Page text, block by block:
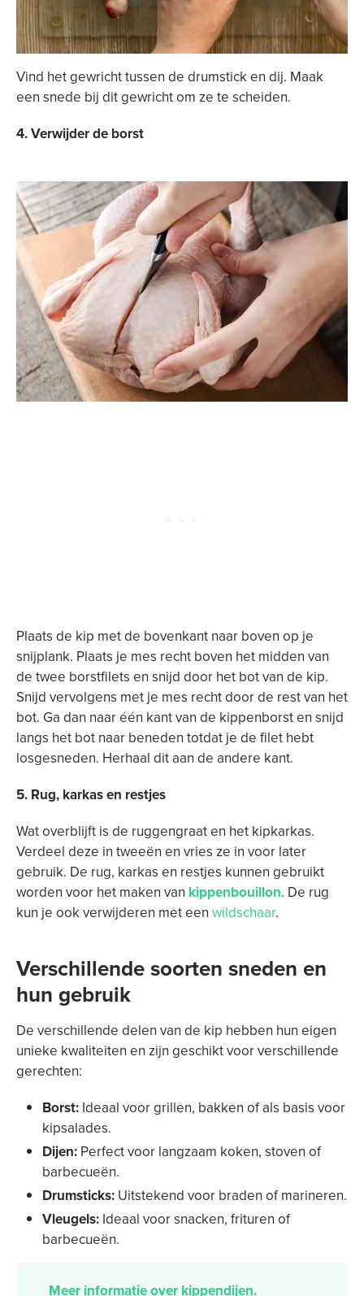
Vind het gewricht tussen de drumstick en dij. Maak
een snede bij dit gewricht om ze te scheiden.
4. Verwijder de borst
Plaats de kip met de bovenkant naar boven op je
snijplank. Plaats je mes recht boven het midden van
de twee borstfilets en snijd door het bot van de kip.
Snijd vervolgens met je mes recht door de rest van het
bot. Ga dan naar één kant van de kippenborst en snijd
langs het bot naar beneden totdat je de filet hebt
losgesneden. Herhaal dit aan de andere kant.
5. Rug, karkas en restjes
Wat overblijft is de ruggengraat en het kipkarkas.
Verdeel deze in tweeën en vries ze in voor later
gebruik. De rug, karkas en restjes kunnen gebruikt
worden voor het maken van kippenbouillon. De rug
kun je ook verwijderen met een wildschaar.
Verschillende soorten sneden en
hun gebruik
De verschillende delen van de kip hebben hun eigen
unieke kwaliteiten en zijn geschikt voor verschillende
gerechten:
Borst: Ideaal voor grillen, bakken of als basis voor
kipsalades.
Dijen: Perfect voor langzaam koken, stoven of
barbecueën.
Drumsticks: Uitstekend voor braden of marineren.
Vleugels: Ideaal voor snacken, frituren of
barbecueën.
Meer informatie over kippendijen.